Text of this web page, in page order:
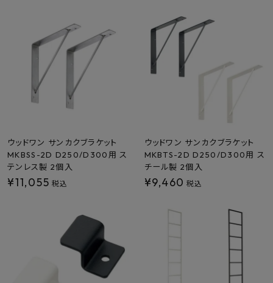
お問い合わせ
メルマガ登録
特定商取引法について
ウッドワン サンカクブラケット
MKBSS-2D D250/D300用 ス
テンレス製 2個入
¥11,055 税込
ウッドワン サンカクブラケット
MKBTS-2D D250/D300用 ス
チール製 2個入
¥9,460 税込